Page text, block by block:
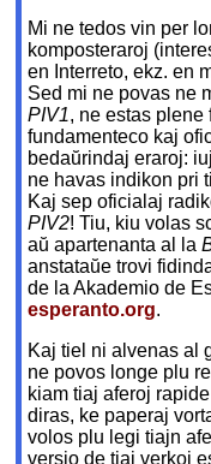
Mi ne tedos vin per
komposteraroj
en Interreto, ekz. en
Sed mi ne povas ne
PIV1, ne estas
fundamenteco kaj
bedaŭrindaj eraroj:
ne havas indikon pri
Kaj sep oficialaj
PIV2! Tiu, kiu volas
aŭ apartenanta al la
anstataŭe trovi
de la Akademio de
esperanto.org.
Kaj tiel ni alvenas al
ne povos longe plu
kiam tiaj aferoj
diras, ke paperaj
volos plu legi tiajn
versio de tiaj verkoj